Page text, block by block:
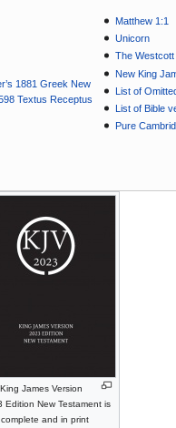
1881 Greek New
Textus Receptus
Matthew 1:1
Unicorn
The
New King
List of
List of Bible
Pure
James Version
Edition New Testament is
and in print